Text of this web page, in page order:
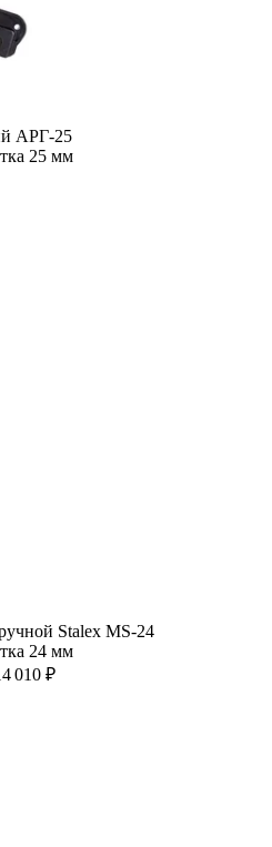
АРГ-25
25 мм
Stalex MS-24
24 мм
010 ₽